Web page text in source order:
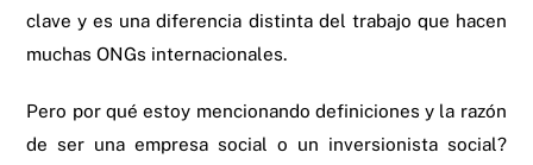
clave y es una diferencia distinta del trabajo que hacen
muchas ONGs internacionales.
Pero por qué estoy mencionando definiciones y la razón
de ser una empresa social o un inversionista social?